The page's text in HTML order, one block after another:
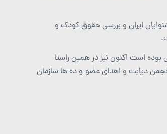
ایران و بررسی حقوق کودک و
است اکنون نیز در همین راستا
دیابت و اهدای عضو و ده ها سازمان